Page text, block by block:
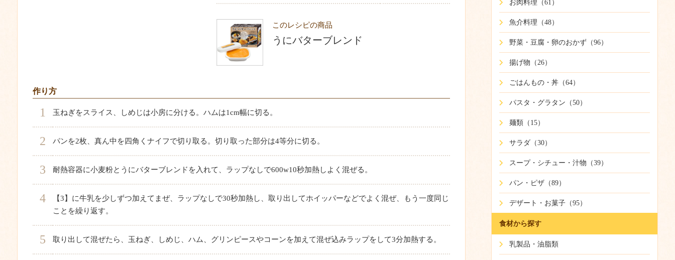
このレシピの商品
うにバターブレンド
作り方
1 玉ねぎをスライス、しめじは小房に分ける。ハムは1cm幅に切る。
2 パンを2枚、真ん中を四角くナイフで切り取る。切り取った部分は4等分に切る。
3 耐熱容器に小麦粉とうにバターブレンドを入れて、ラップなしで600w10秒加熱しよく混ぜる。
4
【3】に牛乳を少しずつ加えてまぜ、ラップなしで30秒加熱し、取り出してホイッパーなどでよく混ぜ、もう一度同じ
ことを繰り返す。
5 取り出して混ぜたら、玉ねぎ、しめじ、ハム、グリンピースやコーンを加えて混ぜ込みラップをして3分加熱する。
お肉料理（61）
魚介料理（48）
野菜・豆腐・卵のおかず（96）
揚げ物（26）
ごはんもの・丼（64）
パスタ・グラタン（50）
麺類（15）
サラダ（30）
スープ・シチュー・汁物（39）
パン・ピザ（89）
デザート・お菓子（95）
食材から探す
乳製品・油脂類